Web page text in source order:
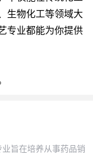
生物化工等领域大
专业都能为你提供
旨在培养从事药品销